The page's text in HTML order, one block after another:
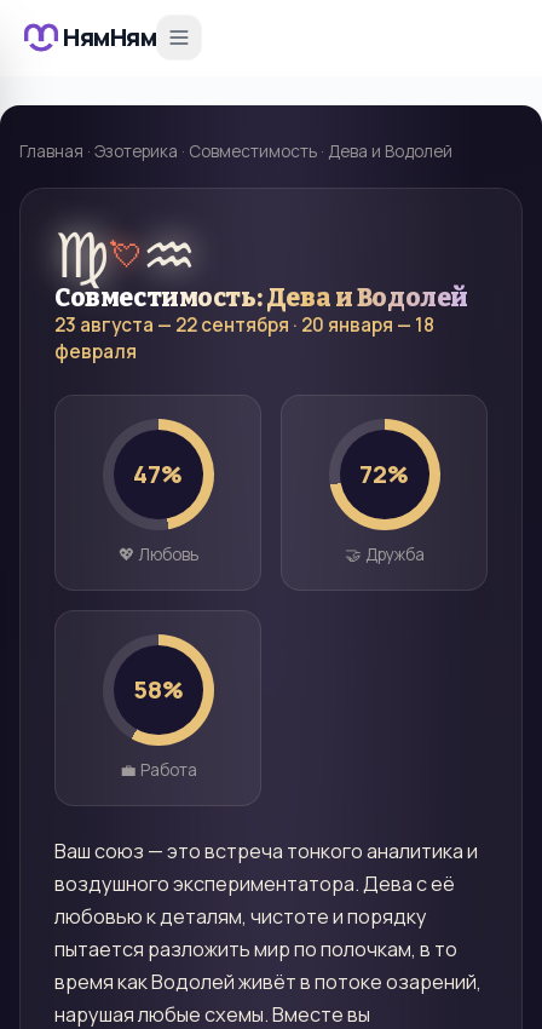
НямНям
Главная · Эзотерика · Совместимость · Дева и Водолей
♍💘♒
Совместимость:Дева иВодолей
23 августа — 22 сентября · 20 января — 18
февраля
47%
💖 Любовь
72%
🤝 Дружба
58%
💼 Работа
Ваш союз — это встреча тонкого аналитика и
воздушного экспериментатора. Дева с её
любовью к деталям, чистоте и порядку
пытается разложить мир по полочкам, в то
время как Водолей живёт в потоке озарений,
нарушая любые схемы. Вместе вы